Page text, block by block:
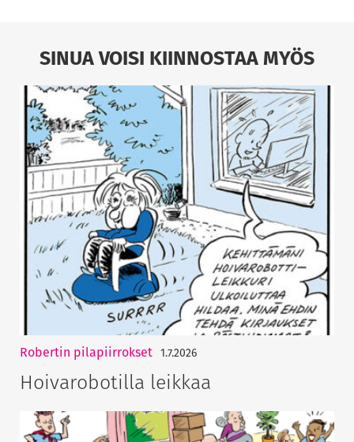
SINUA VOISI KIINNOSTAA MYÖS
Robertin pilapiirrokset 1.7.2026
Hoivarobotilla leikkaa